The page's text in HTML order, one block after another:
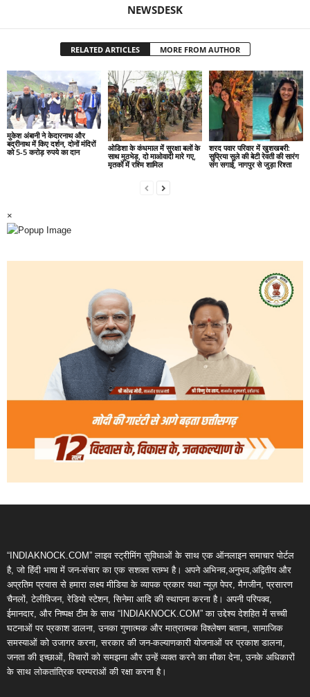
NEWSDESK
RELATED ARTICLES MORE FROM AUTHOR
मुकेश अंबानी ने केदारनाथ और
बद्रीनाथ में किए दर्शन, दोनों मंदिरों
को 5-5 करोड़ रुपये का दान
ओडिशा के कंधमाल में सुरक्षा बलों के
साथ मुठभेड़, दो माओवादी मारे गए,
मृतकों में रश्मि शामिल
शरद पवार परिवार में खुशखबरी:
सुप्रिया सुले की बेटी रेवती की सारंग
संग सगाई, नागपुर से जुड़ा रिश्ता
×
“INDIAKNOCK.COM” लाइव स्ट्रीमिंग सुविधाओं के साथ एक ऑनलाइन समाचार पोर्टल
है, जो हिंदी भाषा में जन-संचार का एक सशक्त स्तम्भ है। अपने अभिनव,अनुभव,अद्वितीय और
अप्रतिम प्रयास से हमारा लक्ष्य मीडिया के व्यापक प्रकार यथा न्यूज़ पेपर, मैगजीन, प्रसारण
चैनलों, टेलीविजन, रेडियो स्टेशन, सिनेमा आदि की स्थापना करना है। अपनी परिपक्व,
ईमानदार, और निष्पक्ष टीम के साथ “INDIAKNOCK.COM” का उद्देश्य देशहित में सच्ची
घटनाओं पर प्रकाश डालना, उनका गुणात्मक और मात्रात्मक विश्लेषण बताना, सामाजिक
समस्याओं को उजागर करना, सरकार की जन-कल्याणकारी योजनाओं पर प्रकाश डालना,
जनता की इच्छाओं, विचारों को समझना और उन्हें व्यक्त करने का मौका देना, उनके अधिकारों
के साथ लोकतांत्रिक परम्पराओं की रक्षा करना है।